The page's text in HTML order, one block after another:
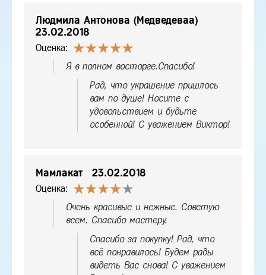
Людмила Антонова (Медведеваа)
23.02.2018
Оценка:
Я в полном восторге.Спасибо!
Рад, что украшение пришлось
вам по душе! Носите с
удовольствием и будьте
особенной! С уважением Виктор!
Мамлакат 23.02.2018
Оценка:
Очень красивые и нежные. Советую
всем. Спасибо мастеру.
Спасибо за покупку! Рад, что
всё понравилось! Будем рады
видеть Вас снова! С уважением